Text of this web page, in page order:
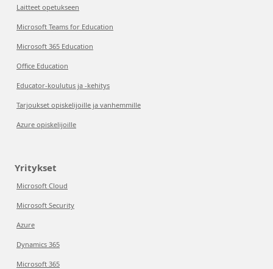
Laitteet opetukseen
Microsoft Teams for Education
Microsoft 365 Education
Office Education
Educator-koulutus ja -kehitys
Tarjoukset opiskelijoille ja vanhemmille
Azure opiskelijoille
Yritykset
Microsoft Cloud
Microsoft Security
Azure
Dynamics 365
Microsoft 365